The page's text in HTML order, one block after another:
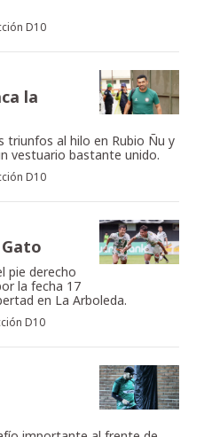
D10
la
triunfos al hilo en Rubio Ñu y
vestuario bastante unido.
D10
pie derecho
la fecha 17
en La Arboleda.
D10